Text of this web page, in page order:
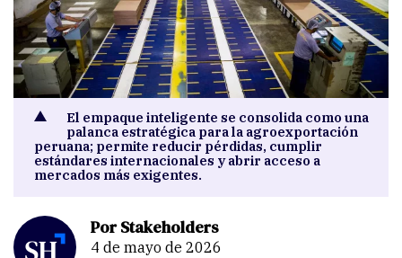
El empaque inteligente se consolida como una
palanca estratégica para la agroexportación
peruana; permite reducir pérdidas, cumplir
estándares internacionales y abrir acceso a
mercados más exigentes.
Por Stakeholders
4 de mayo de 2026